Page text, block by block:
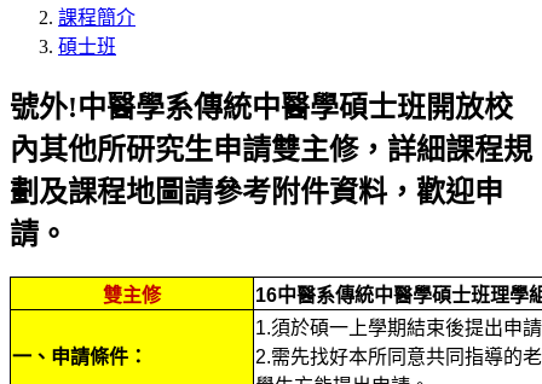
課程簡介
碩士班
號外!中醫學系傳統中醫學碩士班開放校
內其他所研究生申請雙主修，詳細課程規
劃及課程地圖請參考附件資料，歡迎申
請。
雙主修 16中醫系傳統中醫學碩士班理學
一、申請條件：
1.須於碩一上學期結束後提出申
2.需先找好本所同意共同指導的